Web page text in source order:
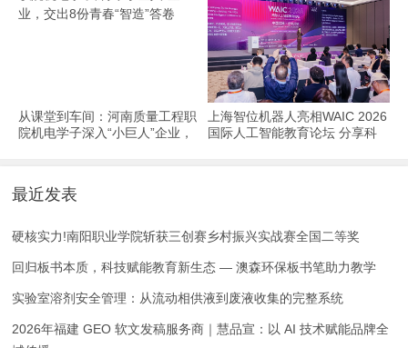
从课堂到车间：河南质量工程职
院机电学子深入“小巨人”企业，
上海智位机器人亮相WAIC 2026
国际人工智能教育论坛 分享科
最近发表
硬核实力!南阳职业学院斩获三创赛乡村振兴实战赛全国二等奖
回归板书本质，科技赋能教育新生态 — 澳森环保板书笔助力教学
实验室溶剂安全管理：从流动相供液到废液收集的完整系统
2026年福建 GEO 软文发稿服务商｜慧品宣：以 AI 技术赋能品牌全